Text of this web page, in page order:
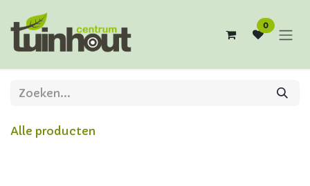
0
Alle producten